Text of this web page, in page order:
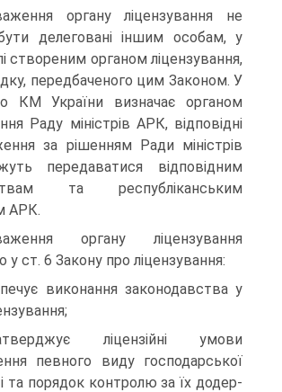
органу ліцензування не
де­леговані іншим особам, у
створеним органом лі­цензування,
передбаченого цим Законом. У
КМ України визначає органом
Раду міністрів АРК, відповідні
за рішенням Ради міністрів
передаватися відповідним
та республіканським
АРК.
органу ліцензування
у ст. 6 Закону про ліцензування:
виконання законодавства у
ліцензійні умови
певного ви­ду господарської
та порядок контролю за їх додер­